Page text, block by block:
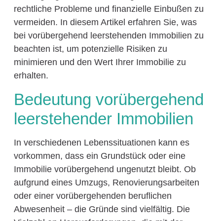
rechtliche Probleme und finanzielle Einbußen zu
vermeiden. In diesem Artikel erfahren Sie, was
bei vorübergehend leerstehenden Immobilien zu
beachten ist, um potenzielle Risiken zu
minimieren und den Wert Ihrer Immobilie zu
erhalten.
Bedeutung vorübergehend
leerstehender Immobilien
In verschiedenen Lebenssituationen kann es
vorkommen, dass ein Grundstück oder eine
Immobilie vorübergehend ungenutzt bleibt. Ob
aufgrund eines Umzugs, Renovierungsarbeiten
oder einer vorübergehenden beruflichen
Abwesenheit – die Gründe sind vielfältig. Die